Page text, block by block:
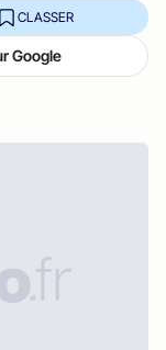
CLASSER
Google